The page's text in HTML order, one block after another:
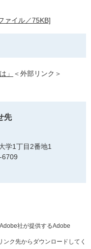
ァイル／75KB]
」 ＜外部リンク＞
先
学1丁目2番地1
6709
社が提供するAdobe
ク先からダウンロードしてく